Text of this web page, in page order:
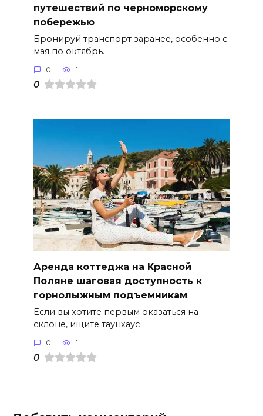
путешествий по черноморскому
побережью
Бронируй транспорт заранее, особенно с
мая по октябрь.
0 1
0
Аренда коттеджа на Красной
Поляне шаговая доступность к
горнолыжным подъемникам
Если вы хотите первым оказаться на
склоне, ищите таунхаус
0 1
0